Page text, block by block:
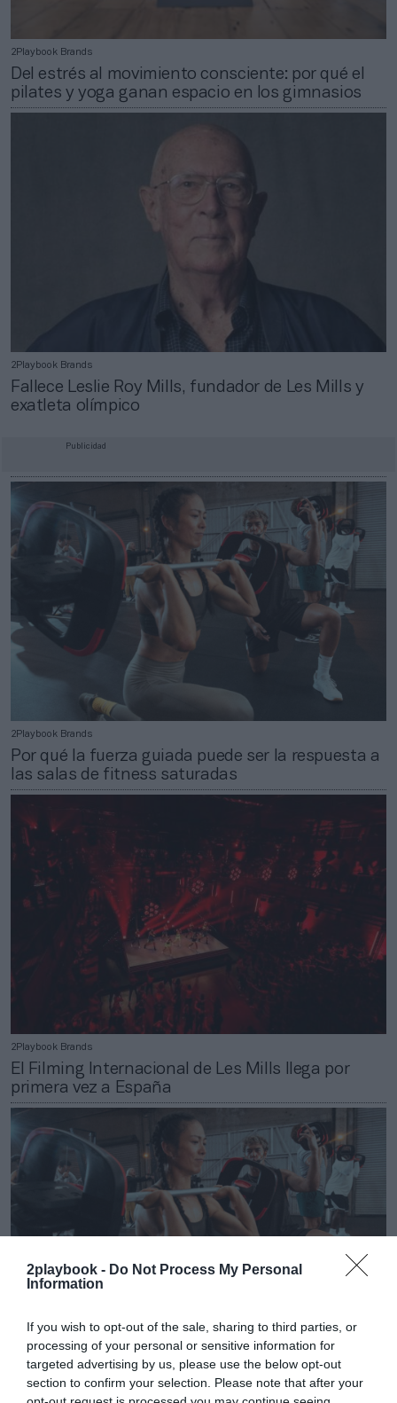
2playbook - Do Not Process My Personal
Information
If you wish to opt-out of the sale, sharing to third parties, or
processing of your personal or sensitive information for
targeted advertising by us, please use the below opt-out
section to confirm your selection. Please note that after your
2Playbook Brands
Del estrés al movimiento consciente: por qué el
pilates y yoga ganan espacio en los gimnasios
2Playbook Brands
Fallece Leslie Roy Mills, fundador de Les Mills y
exatleta olímpico
Publicidad
2Playbook Brands
Por qué la fuerza guiada puede ser la respuesta a
las salas de fitness saturadas
2Playbook Brands
El Filming Internacional de Les Mills llega por
primera vez a España
2Playbook Brands
Les Mills se alía con HYROX para impulsar el